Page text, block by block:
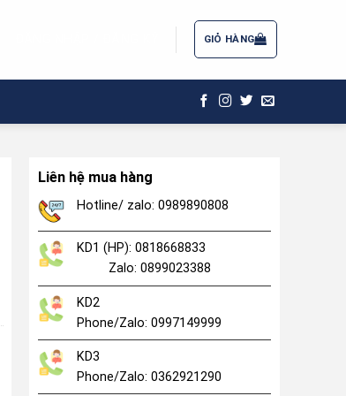
GIỎ HÀNG
Liên hệ mua hàng
Hotline/ zalo: 0989890808
KD1 (HP): 0818668833
Zalo: 0899023388
KD2
Phone/Zalo: 0997149999
KD3
Phone/Zalo: 0362921290